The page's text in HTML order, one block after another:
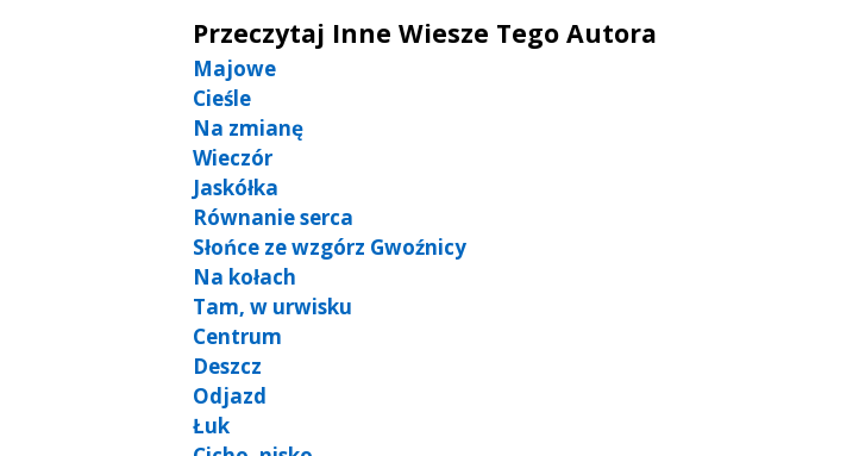
Przeczytaj Inne Wiesze Tego Autora
Majowe
Cieśle
Na zmianę
Wieczór
Jaskółka
Równanie serca
Słońce ze wzgórz Gwoźnicy
Na kołach
Tam, w urwisku
Centrum
Deszcz
Odjazd
Łuk